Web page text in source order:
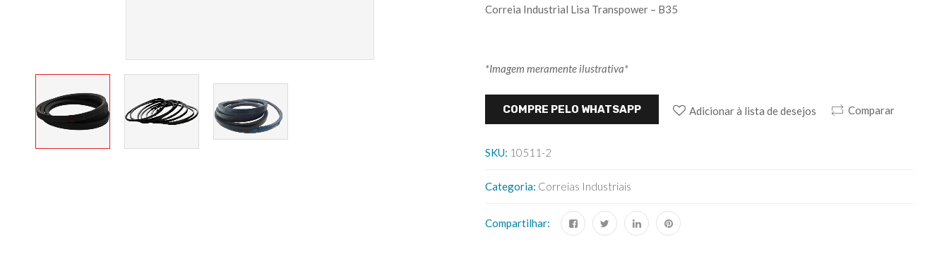
Correia Industrial Lisa Transpower – B35
*Imagem meramente ilustrativa*
COMPRE PELO WHATSAPP Adicionar à lista de desejos Comparar
SKU: 10511-2
Categoria: Correias Industriais
Compartilhar: